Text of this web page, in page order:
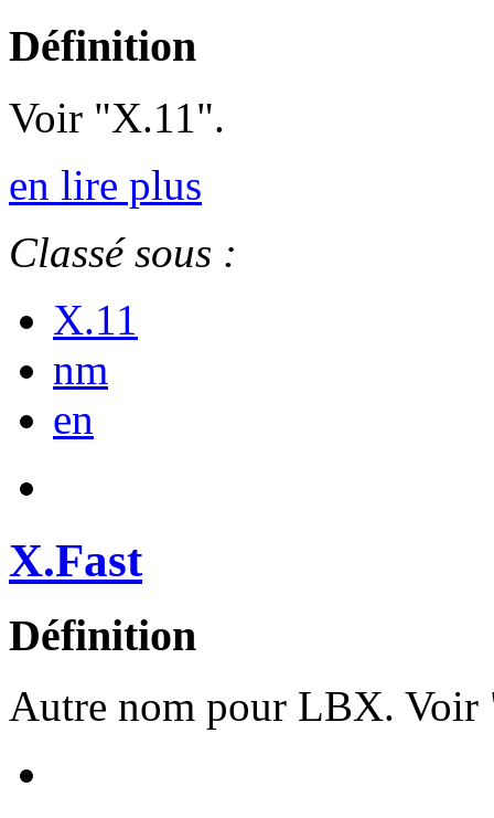
Définition
Voir "X.11".
en lire plus
Classé sous :
X.11
nm
en
X.Fast
Définition
Autre nom pour LBX.